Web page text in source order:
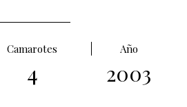
Camarotes Año
4 2003